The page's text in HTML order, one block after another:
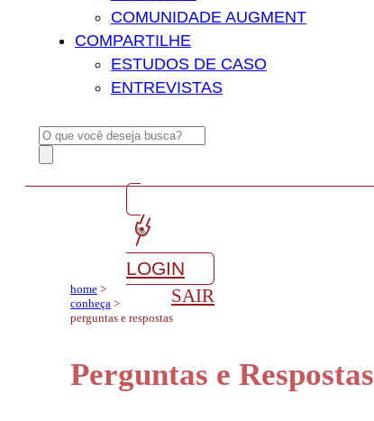
COMUNIDADE AUGMENT
COMPARTILHE
ESTUDOS DE CASO
ENTREVISTAS
LOGIN
SAIR
home >
conheça >
perguntas e respostas
Perguntas e Respostas